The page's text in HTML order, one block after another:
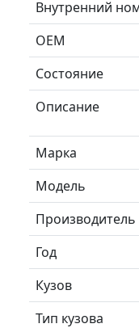
Внутренний
ОЕМ
Состояние
Описание
Марка
Модель
Производитель
Год
Кузов
Тип кузова